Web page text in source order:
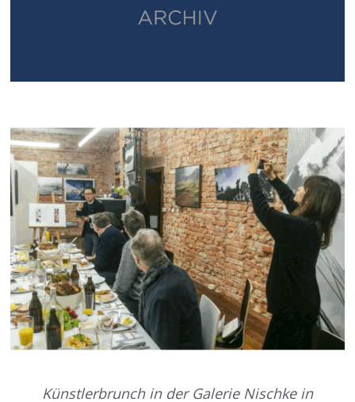
Künstlerbrunch in der Galerie Nischke in